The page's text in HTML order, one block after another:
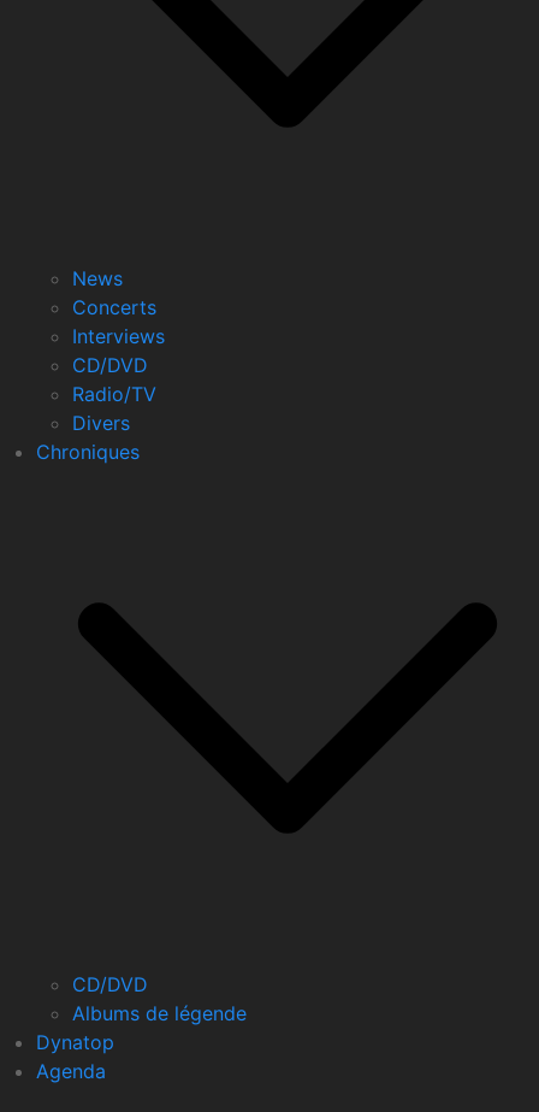
News
Concerts
Interviews
CD/DVD
Radio/TV
Divers
Chroniques
CD/DVD
Albums de légende
Dynatop
Agenda